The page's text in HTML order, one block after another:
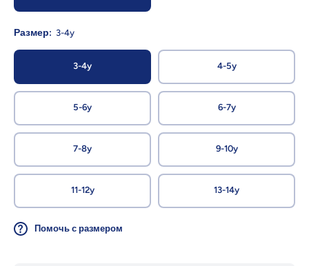
Размер: 3-4y
3-4y 4-5y
5-6y 6-7y
7-8y 9-10y
11-12y 13-14y
Помочь с размером